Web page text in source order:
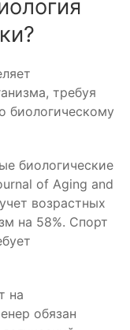
требуя
биологическому
биологические
of Aging and
возрастных
на 58%. Спорт
на
обязан